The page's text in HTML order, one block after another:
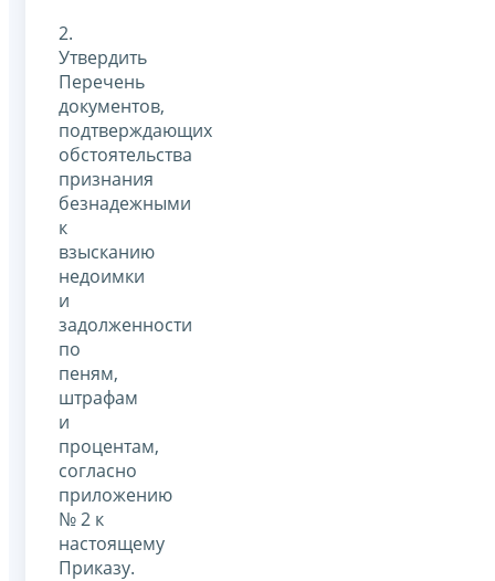
2.
Утвердить
Перечень
документов,
подтверждающих
обстоятельства
признания
безнадежными
к
взысканию
недоимки
и
задолженности
по
пеням,
штрафам
и
процентам,
согласно
приложению
№ 2 к
настоящему
Приказу.